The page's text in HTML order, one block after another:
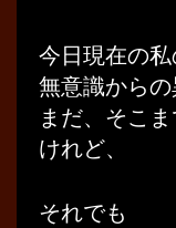
今日現在の
無意識から
まだ、そこ
けれど、
それでも